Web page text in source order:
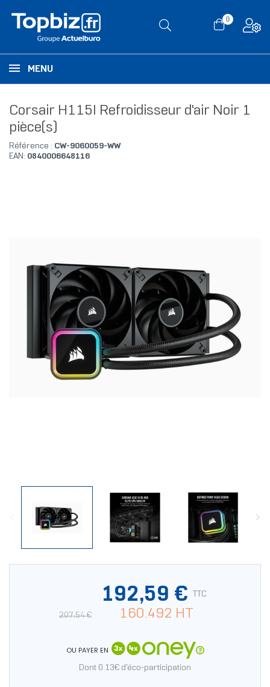
0
MENU
Corsair H115I Refroidisseur d'air Noir 1
pièce(s)
Référence : CW-9060059-WW
EAN: 0840006648116
207,54 €
192,59 € TTC
160.492 HT
OU PAYER EN
Dont 0.13€ d'éco-participation